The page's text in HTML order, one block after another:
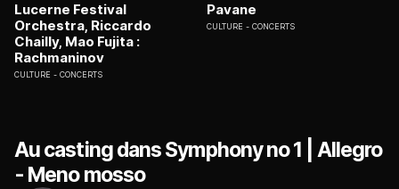
Lucerne Festival
Orchestra, Riccardo
Chailly, Mao Fujita :
Rachmaninov
CULTURE CONCERTS
Pavane
CULTURE CONCERTS
Au casting dans Symphony no 1 | Allegro
- Meno mosso